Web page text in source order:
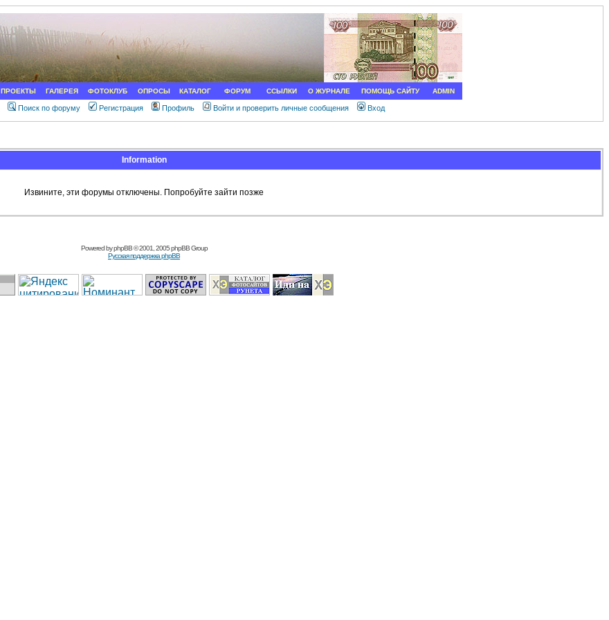
ПРОЕКТЫ ГАЛЕРЕЯ ФОТОКЛУБ ОПРОСЫ КАТАЛОГ ФОРУМ ССЫЛКИ О ЖУРНАЛЕ ПОМОЩЬ САЙТУ ADMIN
Поиск по форуму Регистрация Профиль Войти и проверить личные сообщения Вход
Information
Извините, эти форумы отключены. Попробуйте зайти позже
Powered byphpBB© 2001, 2005 phpBB Group
Русская поддержка phpBB